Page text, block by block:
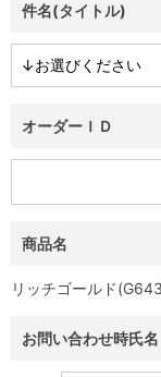
件名(タイトル)
オーダーＩＤ
商品名
リッチゴールド
お問い合わせ時氏名